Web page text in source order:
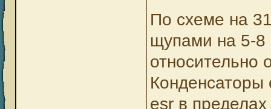
Статус: Offline
UltraSystem, 1.не
(читаь datasheet
эл.конденсаоры в
По схеме на
щупами на 5-8
относительно
Конденсаторы
esr в